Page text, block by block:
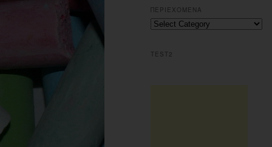
r
c
h
ΠΕΡΙΕΧΟΜΕΝΑ
Περιεχομενα
TEST2